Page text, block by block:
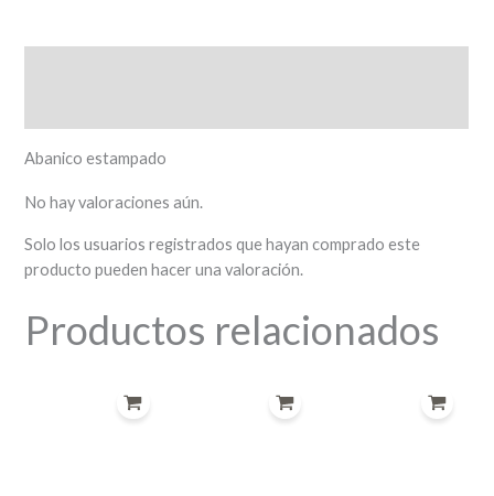
Abanico estampado
No hay valoraciones aún.
Solo los usuarios registrados que hayan comprado este
producto pueden hacer una valoración.
Productos relacionados